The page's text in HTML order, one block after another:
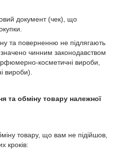
документ (чек), що
та поверненню не підлягають
чинним законодавством
косметичні вироби,
вироби).
та обміну товару належної
товару, що вам не підійшов,
кроків: